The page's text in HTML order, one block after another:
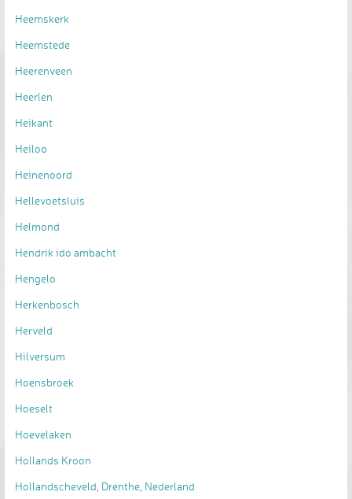
Heemskerk
Heemstede
Heerenveen
Heerlen
Heikant
Heiloo
Heinenoord
Hellevoetsluis
Helmond
Hendrik ido ambacht
Hengelo
Herkenbosch
Herveld
Hilversum
Hoensbroek
Hoeselt
Hoevelaken
Hollands Kroon
Hollandscheveld, Drenthe, Nederland